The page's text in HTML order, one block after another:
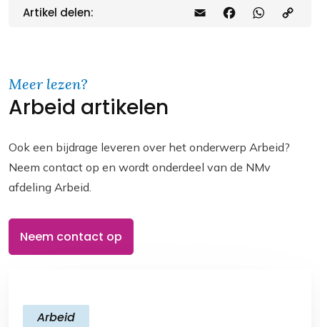
Artikel delen:
o
k
p
p
Meer lezen?
Arbeid artikelen
Ook een bijdrage leveren over het onderwerp Arbeid?
Neem contact op en wordt onderdeel van de NMv
afdeling Arbeid.
Neem contact op
Arbeid